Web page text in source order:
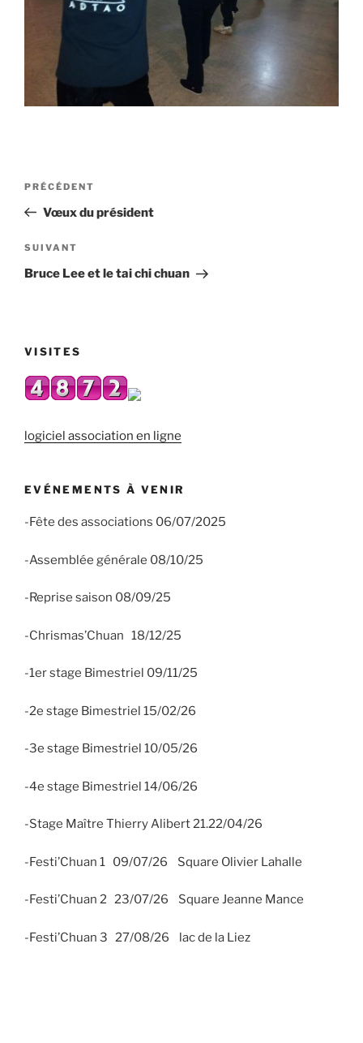
Navigation
l’article
Article
précédent
PRÉCÉDENT
Vœux du président
Article
suivant
SUIVANT
Bruce Lee et le tai chi chuan
VISITES
logiciel association en ligne
EVÉNEMENTS À VENIR
-Fête des associations 06/07/2025
-Assemblée générale 08/10/25
-Reprise saison 08/09/25
-Chrismas’Chuan 18/12/25
-1er stage Bimestriel 09/11/25
-2e stage Bimestriel 15/02/26
-3e stage Bimestriel 10/05/26
-4e stage Bimestriel 14/06/26
-Stage Maître Thierry Alibert 21.22/04/26
-Festi’Chuan 1 09/07/26 Square Olivier Lahalle
-Festi’Chuan 2 23/07/26 Square Jeanne Mance
-Festi’Chuan 3 27/08/26 lac de la Liez